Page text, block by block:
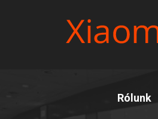
Rólunk